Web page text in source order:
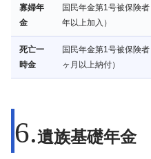
寡婦年
金
国民年金第1号被保険
年以上加入）
死亡一
時金
国民年金第1号被保険
ヶ月以上納付）
遺族基礎年金